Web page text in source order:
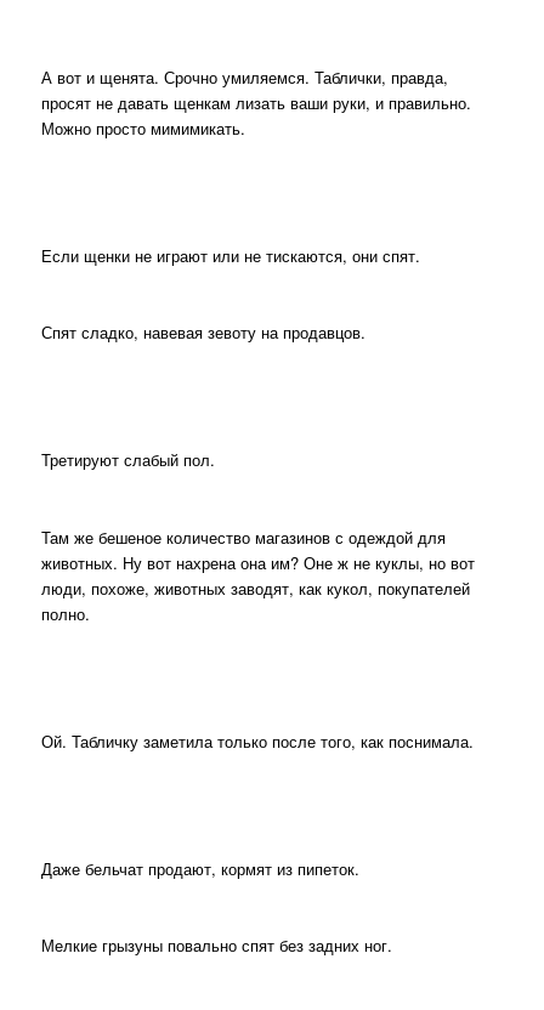
А вот и щенята. Срочно умиляемся. Таблички, правда,
просят не давать щенкам лизать ваши руки, и правильно.
Можно просто мимимикать.
Если щенки не играют или не тискаются, они спят.
Спят сладко, навевая зевоту на продавцов.
Третируют слабый пол.
Там же бешеное количество магазинов с одеждой для
животных. Ну вот нахрена она им? Оне ж не куклы, но вот
люди, похоже, животных заводят, как кукол, покупателей
полно.
Ой. Табличку заметила только после того, как поснимала.
Даже бельчат продают, кормят из пипеток.
Мелкие грызуны повально спят без задних ног.